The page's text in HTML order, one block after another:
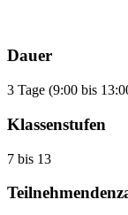
Dauer
3 Tage (9:00 bis
Klassenstufen
7 bis 13